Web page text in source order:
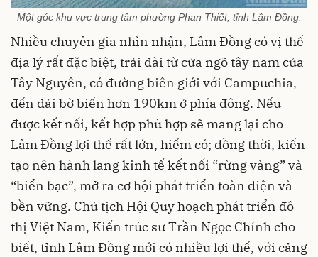
Một góc khu vực trung tâm phường Phan Thiết, tỉnh Lâm Đồng.
Nhiều chuyên gia nhìn nhận, Lâm Đồng có vị thế
địa lý rất đặc biệt, trải dài từ cửa ngõ tây nam của
Tây Nguyên, có đường biên giới với Campuchia,
đến dải bờ biển hơn 190km ở phía đông. Nếu
được kết nối, kết hợp phù hợp sẽ mang lại cho
Lâm Đồng lợi thế rất lớn, hiếm có; đồng thời, kiến
tạo nên hành lang kinh tế kết nối “rừng vàng” và
“biển bạc”, mở ra cơ hội phát triển toàn diện và
bền vững. Chủ tịch Hội Quy hoạch phát triển đô
thị Việt Nam, Kiến trúc sư Trần Ngọc Chính cho
biết, tỉnh Lâm Đồng mới có nhiều lợi thế, với cảng